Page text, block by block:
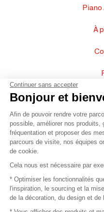
Piano
À
Vendez
© 2016 –
Continuer sans accepter
Bonjour et
Afin de pouvoir rendre votre
possible, améliorer nos produits,
fréquentation et proposer des
parcours de visite, nos équipes
de cookie.
Cela nous est nécessaire par
* Optimiser les fonctionnalités
l'inspiration, le sourcing et la
de la décoration, du design et de